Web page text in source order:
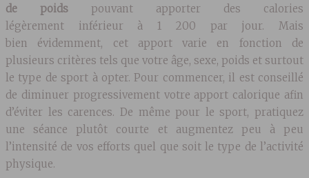
de poids pouvant apporter des calories
légèrement inférieur à 1 200 par jour. Mais
bien évidemment, cet apport varie en fonction de
plusieurs critères tels que votre âge, sexe, poids et surtout
le type de sport à opter. Pour commencer, il est conseillé
de diminuer progressivement votre apport calorique afin
d’éviter les carences. De même pour le sport, pratiquez
une séance plutôt courte et augmentez peu à peu
l’intensité de vos efforts quel que soit le type de l’activité
physique.